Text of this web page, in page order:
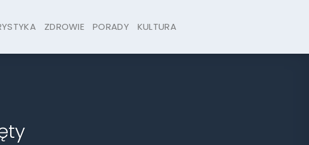
ZDROWIE PORADY KULTURA